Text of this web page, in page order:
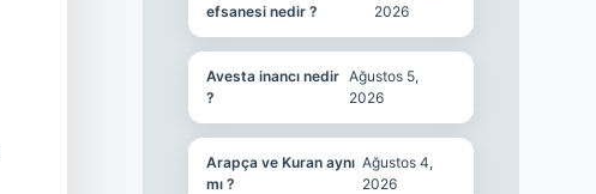
efsanesi nedir ?
2026
Avesta inancı nedir
?
Ağustos 5,
2026
Arapça ve Kuran aynı
mı ?
Ağustos 4,
2026